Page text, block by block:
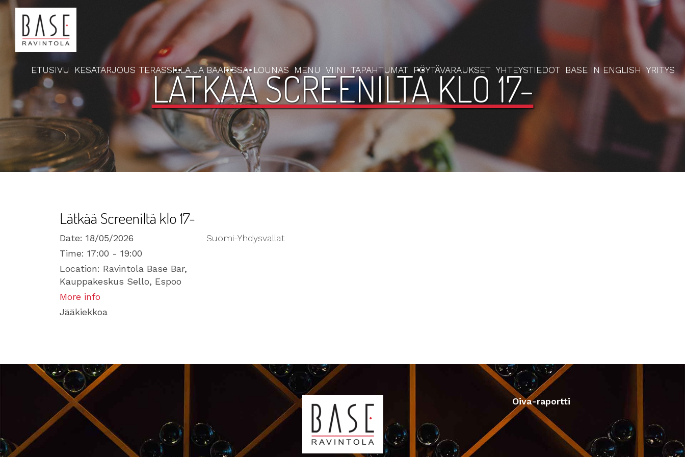
ETUSIVU KESÄTARJOUS TERASSILLA JA BAARISSA LOUNAS MENU VIINI TAPAHTUMAT PÖYTÄVARAUKSET YHTEYSTIEDOT BASE IN ENGLISH YRITYS
LÄTKÄÄ SCREENILTÄ KLO 17-
Lätkää Screeniltä klo 17-
Date: 18/05/2026
Time: 17:00 - 19:00
Location: Ravintola Base Bar,
Kauppakeskus Sello, Espoo
More info
Jääkiekkoa
Suomi-Yhdysvallat
Oiva-raportti